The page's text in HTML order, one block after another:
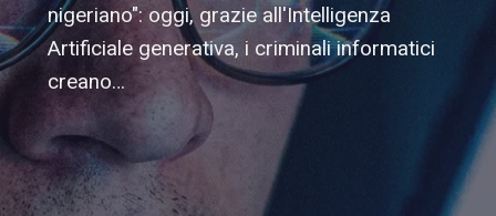
nigeriano": oggi, grazie all'Intelligenza
Artificiale generativa, i criminali informatici
creano…